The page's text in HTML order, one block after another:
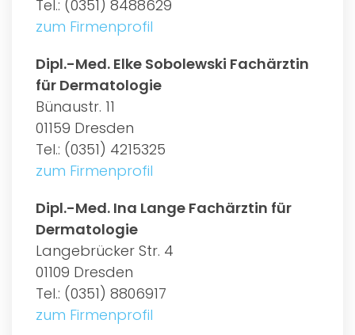
Tel.: (0351) 8488629
zum Firmenprofil
Dipl.-Med. Elke Sobolewski Fachärztin
für Dermatologie
Bünaustr. 11
01159 Dresden
Tel.: (0351) 4215325
zum Firmenprofil
Dipl.-Med. Ina Lange Fachärztin für
Dermatologie
Langebrücker Str. 4
01109 Dresden
Tel.: (0351) 8806917
zum Firmenprofil